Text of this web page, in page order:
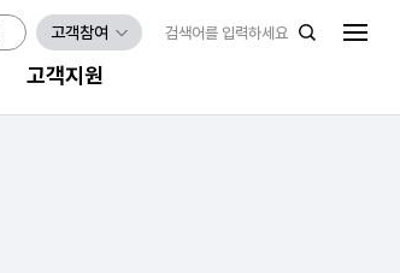
고객지원
고객참여